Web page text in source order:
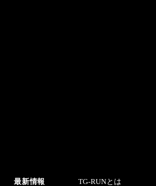
最新情報 TG-RUNとは